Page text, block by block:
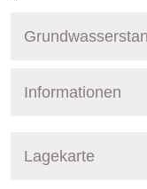
Informationen
Nummer
Lagekarte